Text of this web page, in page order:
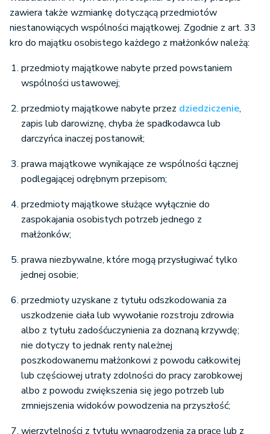
zawiera także wzmiankę dotyczącą przedmiotów
niestanowiących wspólności majątkowej. Zgodnie z art. 33
kro do majątku osobistego każdego z małżonków należą:
przedmioty majątkowe nabyte przed powstaniem
wspólności ustawowej;
przedmioty majątkowe nabyte przez dziedziczenie,
zapis lub darowiznę, chyba że spadkodawca lub
darczyńca inaczej postanowił;
prawa majątkowe wynikające ze wspólności łącznej
podlegającej odrębnym przepisom;
przedmioty majątkowe służące wyłącznie do
zaspokajania osobistych potrzeb jednego z
małżonków;
prawa niezbywalne, które mogą przysługiwać tylko
jednej osobie;
przedmioty uzyskane z tytułu odszkodowania za
uszkodzenie ciała lub wywołanie rozstroju zdrowia
albo z tytułu zadośćuczynienia za doznaną krzywdę;
nie dotyczy to jednak renty należnej
poszkodowanemu małżonkowi z powodu całkowitej
lub częściowej utraty zdolności do pracy zarobkowej
albo z powodu zwiększenia się jego potrzeb lub
zmniejszenia widoków powodzenia na przyszłość;
wierzytelności z tytułu wynagrodzenia za pracę lub z